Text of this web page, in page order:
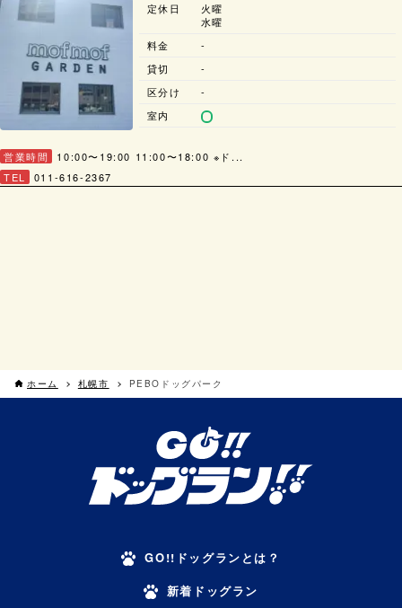
営業時間
10:00〜19:00 11:00〜18:00 ※ド...
TEL
011-616-2367
定休日
火曜
水曜
料金
-
貸切
-
区分け
-
室内
ホーム 札幌市 PEBOドッグパーク
GO!!ドッグランとは？
新着ドッグラン